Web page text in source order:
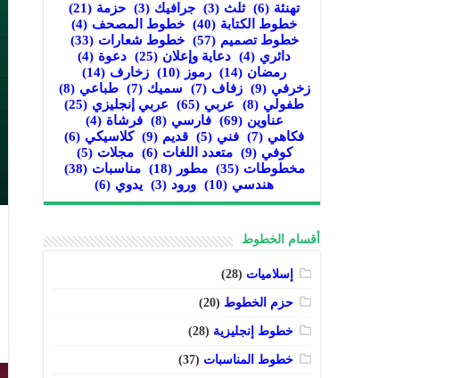
تهنئة (6) ثلث (3) جرافيك (3) حزمة (21)
خطوط الكتابة (40) خطوط المصحف (4)
خطوط تصميم (57) خطوط شعارات (33)
دائري (4) دعاية وإعلان (25) دعوة (4)
رمضان (14) رموز (10) زخارف (14)
زخرفي (9) زفاف (7) سميك (7) طباعي (8)
طفولي (8) عربي (65) عربي إنجليزي (25)
عناوين (69) فارسي (8) فرشاة (4)
فكاهي (7) فني (5) قديم (9) كلاسيكي (6)
كوفي (9) متعدد اللغات (6) مجلات (5)
مخطوطات (35) مطور (18) مناسبات (38)
هندسي (10) ورود (3) يدوي (6)
أقسام الخطوط
إسلاميات (28)
حزم الخطوط (20)
خطوط إنجليزية (28)
خطوط المناسبات (37)